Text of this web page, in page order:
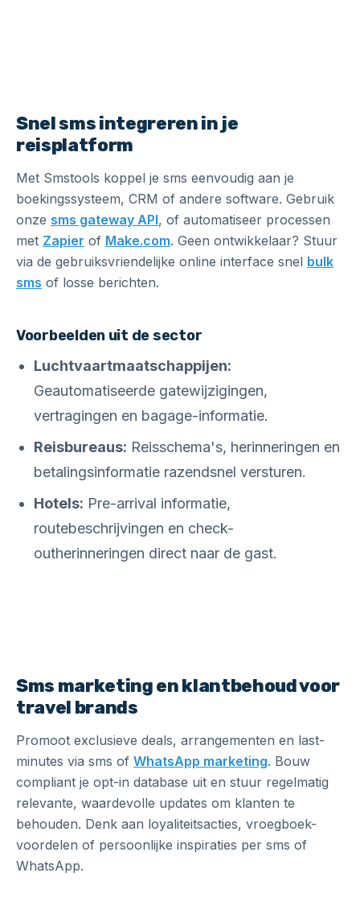
Snel sms integreren in je
reisplatform
Met Smstools koppel je sms eenvoudig aan je
boekingssysteem, CRM of andere software. Gebruik
onze sms gateway API, of automatiseer processen
met Zapier of Make.com. Geen ontwikkelaar? Stuur
via de gebruiksvriendelijke online interface snel bulk
sms of losse berichten.
Voorbeelden uit de sector
Luchtvaartmaatschappijen:
Geautomatiseerde gatewijzigingen,
vertragingen en bagage-informatie.
Reisbureaus: Reisschema's, herinneringen en
betalingsinformatie razendsnel versturen.
Hotels: Pre-arrival informatie,
routebeschrijvingen en check-
outherinneringen direct naar de gast.
Sms marketing en klantbehoud voor
travel brands
Promoot exclusieve deals, arrangementen en last-
minutes via sms of WhatsApp marketing. Bouw
compliant je opt-in database uit en stuur regelmatig
relevante, waardevolle updates om klanten te
behouden. Denk aan loyaliteitsacties, vroegboek-
voordelen of persoonlijke inspiraties per sms of
WhatsApp.